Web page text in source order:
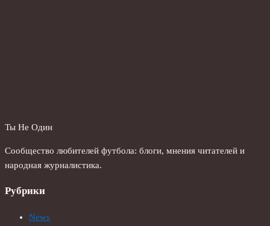
Ты Не Один
Сообщество любителей футбола: блоги, мнения читателей и
народная журналистика.
Рубрики
News